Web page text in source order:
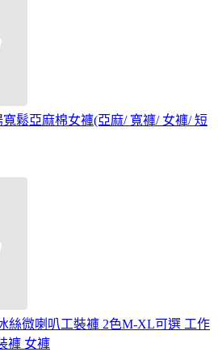
鬆亞麻棉女褲(亞麻/ 寬褲/ 女褲/ 短
絲微喇叭工裝褲 2色M-XL可選 工作
褲 女褲